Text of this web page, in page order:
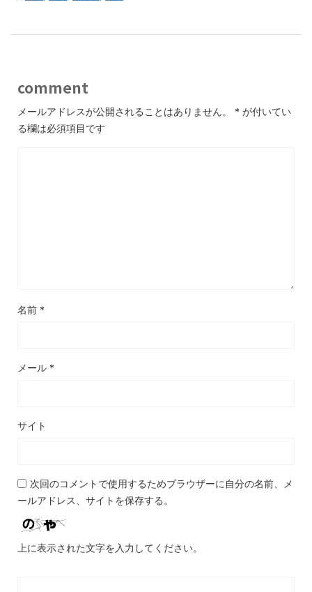
comment
メールアドレスが公開されることはありません。 * が付いてい
る欄は必須項目です
名前 *
メール *
サイト
次回のコメントで使用するためブラウザーに自分の名前、メ
ールアドレス、サイトを保存する。
上に表示された文字を入力してください。